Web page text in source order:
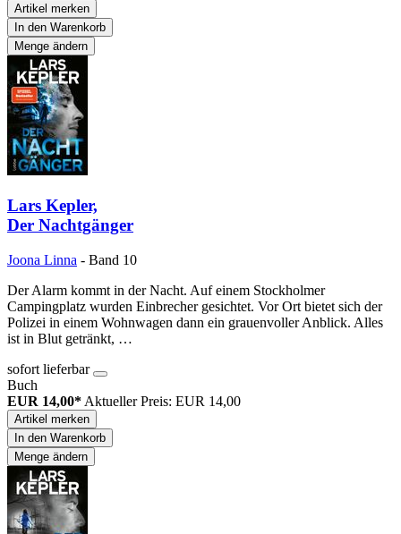
Artikel merken
In den Warenkorb
Menge ändern
Lars Kepler,
Der Nachtgänger
Joona Linna - Band 10
Der Alarm kommt in der Nacht. Auf einem Stockholmer
Campingplatz wurden Einbrecher gesichtet. Vor Ort bietet sich der
Polizei in einem Wohnwagen dann ein grauenvoller Anblick. Alles
ist in Blut getränkt, …
sofort lieferbar
Buch
EUR 14,00* Aktueller Preis: EUR 14,00
Artikel merken
In den Warenkorb
Menge ändern